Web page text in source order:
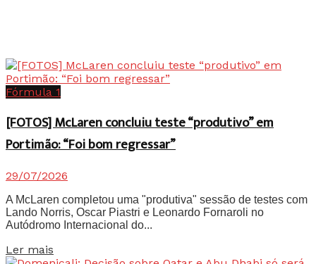
Fórmula 1
[FOTOS] McLaren concluiu teste “produtivo” em
Portimão: “Foi bom regressar”
29/07/2026
A McLaren completou uma "produtiva" sessão de testes com
Lando Norris, Oscar Piastri e Leonardo Fornaroli no
Autódromo Internacional do...
Ler mais